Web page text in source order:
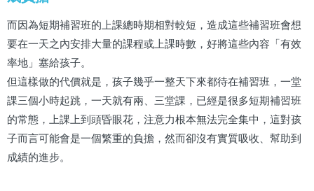
而因為短期補習班的上課總時期相對較短，造成這些補習班會想
要在一天之內安排大量的課程或上課時數，好將這些內容「有效
率地」塞給孩子。
但這樣做的代價就是，孩子幾乎一整天下來都待在補習班，一堂
課三個小時起跳，一天就有兩、三堂課，已經是很多短期補習班
的常態，上課上到頭昏眼花，注意力根本無法完全集中，這對孩
子而言可能會是一個繁重的負擔，然而卻沒有實質吸收、幫助到
成績的進步。